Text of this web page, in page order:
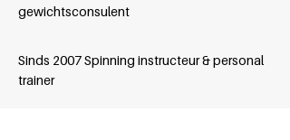
gewichtsconsulent
Sinds 2007 Spinning instructeur & personal
trainer